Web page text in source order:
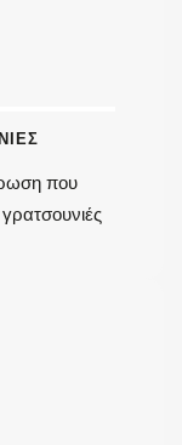
που
γρατσουνιές